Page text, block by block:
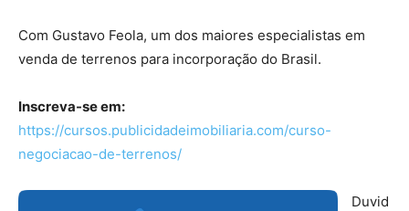
Com Gustavo Feola, um dos maiores especialistas em
venda de terrenos para incorporação do Brasil.
Inscreva-se em:
https://cursos.publicidadeimobiliaria.com/curso-
negociacao-de-terrenos/
Duvid